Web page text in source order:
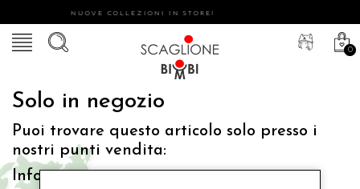
NUOVE COLLEZIONI IN STORE!
0
Solo in negozio
Puoi trovare questo articolo solo presso i
nostri punti vendita:
Info contatti